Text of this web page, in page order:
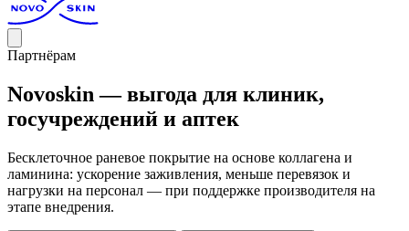
Партнёрам
Novoskin — выгода для клиник,
госучреждений и аптек
Бесклеточное раневое покрытие на основе коллагена и
ламинина: ускорение заживления, меньше перевязок и
нагрузки на персонал — при поддержке производителя на
этапе внедрения.